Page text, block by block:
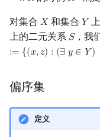
对集合 𝑋
X 和集合 𝑌
Y
上的二元关系 𝑆
S，我
:= {(𝑥,𝑧) : (∃ 𝑦 ∈ 𝑌)
偏序集
定义